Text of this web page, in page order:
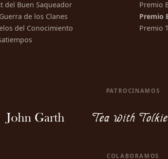
del Buen Saqueador
de los Clanes
del Conocimiento
Premio
Premio
Premio
PATROCINAMOS
COLABORAMOS